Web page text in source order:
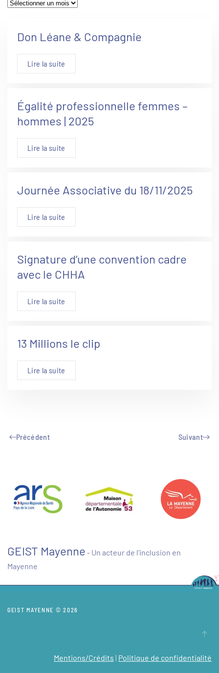
Don Léane & Compagnie
Lire la suite
Égalité professionnelle femmes –
hommes | 2025
Lire la suite
Journée Associative du 18/11/2025
Lire la suite
Signature d’une convention cadre
avec le CHHA
Lire la suite
13 Millions le clip
Lire la suite
Précédent Suivant
GEIST Mayenne - Un acteur de l'inclusion en
Mayenne
GEIST MAYENNE © 2026
Mentions/Crédits | Politique de confidentialité